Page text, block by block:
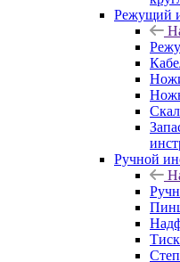
Режущий
Ручной